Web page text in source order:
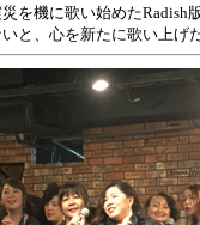
を機に歌い始めたRadish
と、心を新たに歌い上げ